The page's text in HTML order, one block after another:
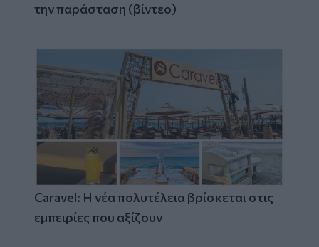
την παράσταση (βίντεο)
Caravel: Η νέα πολυτέλεια βρίσκεται στις
εμπειρίες που αξίζουν